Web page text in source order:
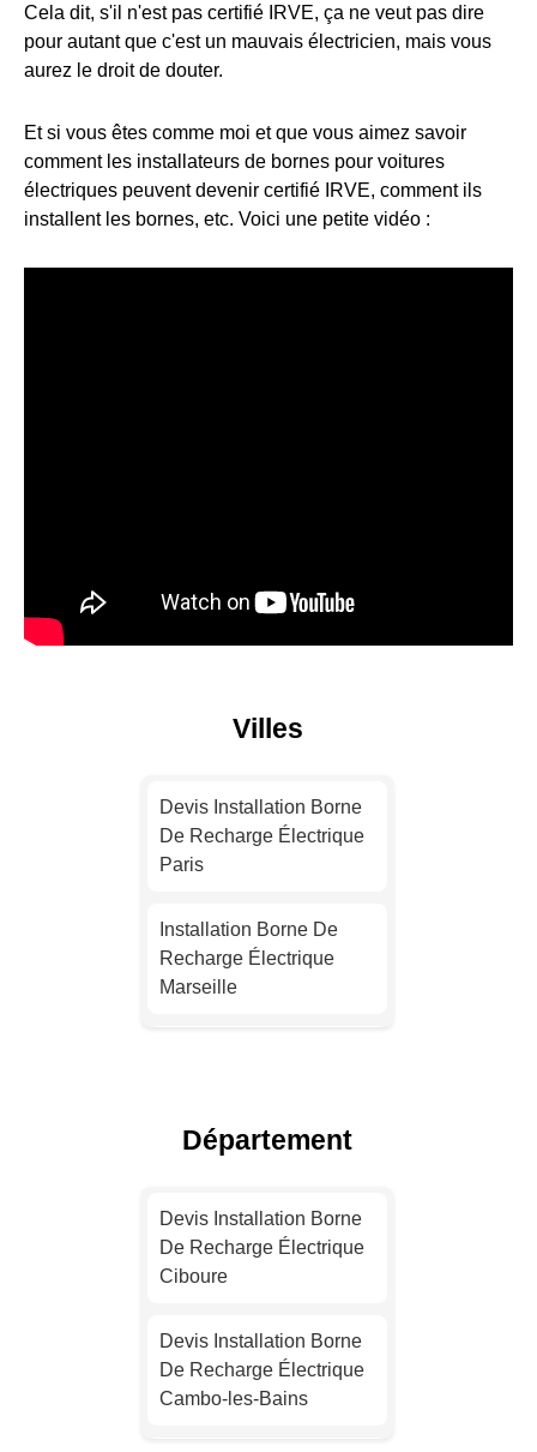
Cela dit, s'il n'est pas certifié IRVE, ça ne veut pas dire
pour autant que c'est un mauvais électricien, mais vous
aurez le droit de douter.
Et si vous êtes comme moi et que vous aimez savoir
comment les installateurs de bornes pour voitures
électriques peuvent devenir certifié IRVE, comment ils
installent les bornes, etc. Voici une petite vidéo :
Villes
Devis Installation Borne
De Recharge Électrique
Paris
Installation Borne De
Recharge Électrique
Marseille
Toulouse
Nice
Département
Devis Installation Borne
De Recharge Électrique
Ciboure
Devis Installation Borne
De Recharge Électrique
Cambo-les-Bains